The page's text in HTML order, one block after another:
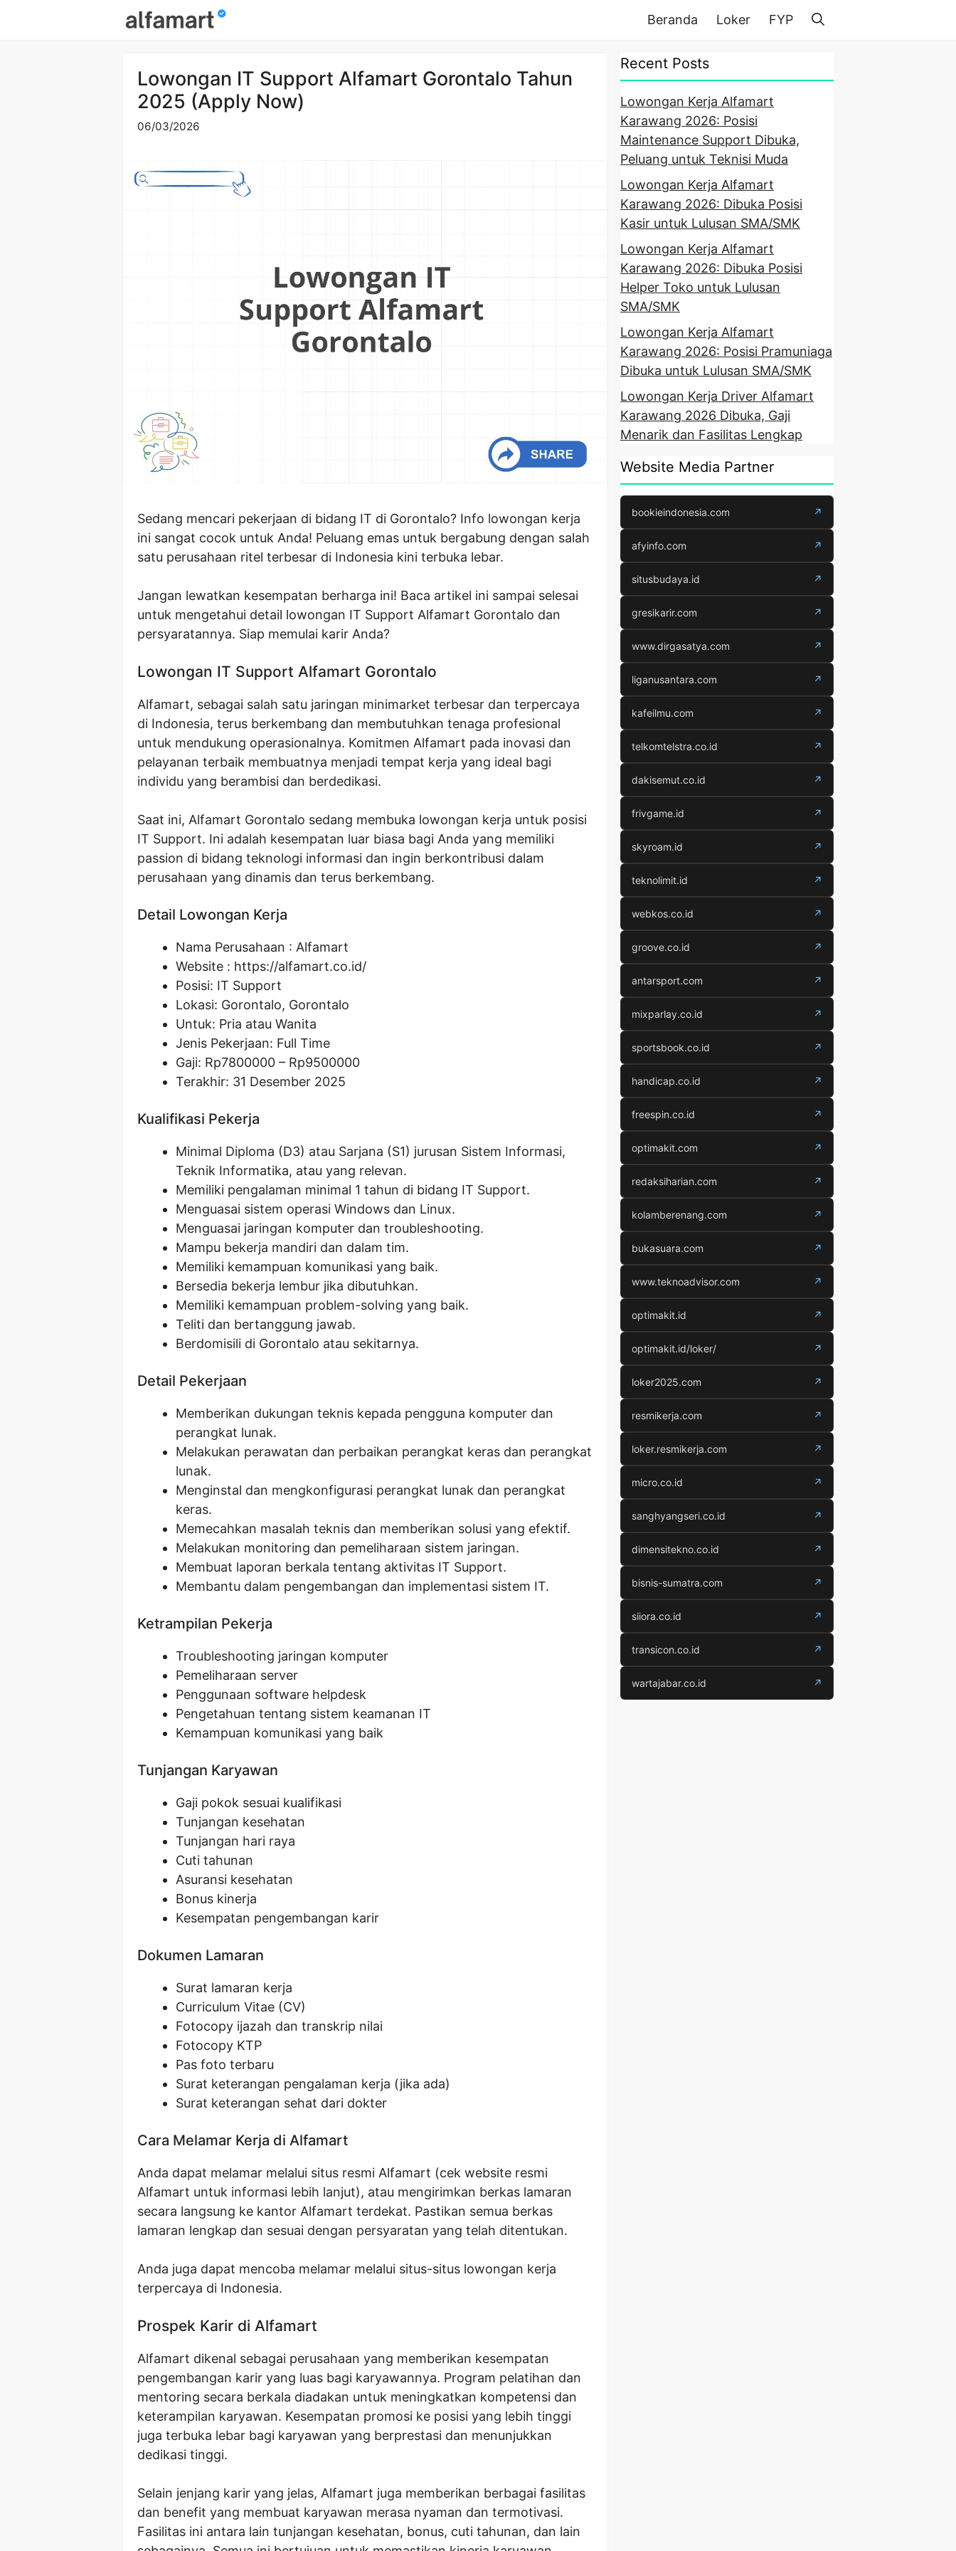
Beranda Loker FYP
Lowongan IT Support Alfamart Gorontalo Tahun
2025 (Apply Now)
06/03/2026
Sedang mencari pekerjaan di bidang IT di Gorontalo? Info lowongan kerja
ini sangat cocok untuk Anda! Peluang emas untuk bergabung dengan salah
satu perusahaan ritel terbesar di Indonesia kini terbuka lebar.
Jangan lewatkan kesempatan berharga ini! Baca artikel ini sampai selesai
untuk mengetahui detail lowongan IT Support Alfamart Gorontalo dan
persyaratannya. Siap memulai karir Anda?
Lowongan IT Support Alfamart Gorontalo
Alfamart, sebagai salah satu jaringan minimarket terbesar dan terpercaya
di Indonesia, terus berkembang dan membutuhkan tenaga profesional
untuk mendukung operasionalnya. Komitmen Alfamart pada inovasi dan
pelayanan terbaik membuatnya menjadi tempat kerja yang ideal bagi
individu yang berambisi dan berdedikasi.
Saat ini, Alfamart Gorontalo sedang membuka lowongan kerja untuk posisi
IT Support. Ini adalah kesempatan luar biasa bagi Anda yang memiliki
passion di bidang teknologi informasi dan ingin berkontribusi dalam
perusahaan yang dinamis dan terus berkembang.
Detail Lowongan Kerja
Nama Perusahaan : Alfamart
Website : https://alfamart.co.id/
Posisi: IT Support
Lokasi: Gorontalo, Gorontalo
Untuk: Pria atau Wanita
Jenis Pekerjaan: Full Time
Gaji: Rp7800000 – Rp9500000
Terakhir: 31 Desember 2025
Kualifikasi Pekerja
Minimal Diploma (D3) atau Sarjana (S1) jurusan Sistem Informasi,
Teknik Informatika, atau yang relevan.
Memiliki pengalaman minimal 1 tahun di bidang IT Support.
Menguasai sistem operasi Windows dan Linux.
Menguasai jaringan komputer dan troubleshooting.
Mampu bekerja mandiri dan dalam tim.
Memiliki kemampuan komunikasi yang baik.
Bersedia bekerja lembur jika dibutuhkan.
Memiliki kemampuan problem-solving yang baik.
Teliti dan bertanggung jawab.
Berdomisili di Gorontalo atau sekitarnya.
Detail Pekerjaan
Memberikan dukungan teknis kepada pengguna komputer dan
perangkat lunak.
Melakukan perawatan dan perbaikan perangkat keras dan perangkat
lunak.
Menginstal dan mengkonfigurasi perangkat lunak dan perangkat
keras.
Memecahkan masalah teknis dan memberikan solusi yang efektif.
Melakukan monitoring dan pemeliharaan sistem jaringan.
Membuat laporan berkala tentang aktivitas IT Support.
Membantu dalam pengembangan dan implementasi sistem IT.
Ketrampilan Pekerja
Troubleshooting jaringan komputer
Pemeliharaan server
Penggunaan software helpdesk
Pengetahuan tentang sistem keamanan IT
Kemampuan komunikasi yang baik
Tunjangan Karyawan
Gaji pokok sesuai kualifikasi
Tunjangan kesehatan
Tunjangan hari raya
Cuti tahunan
Asuransi kesehatan
Bonus kinerja
Kesempatan pengembangan karir
Dokumen Lamaran
Surat lamaran kerja
Curriculum Vitae (CV)
Fotocopy ijazah dan transkrip nilai
Fotocopy KTP
Pas foto terbaru
Surat keterangan pengalaman kerja (jika ada)
Surat keterangan sehat dari dokter
Cara Melamar Kerja di Alfamart
Anda dapat melamar melalui situs resmi Alfamart (cek website resmi
Alfamart untuk informasi lebih lanjut), atau mengirimkan berkas lamaran
secara langsung ke kantor Alfamart terdekat. Pastikan semua berkas
lamaran lengkap dan sesuai dengan persyaratan yang telah ditentukan.
Anda juga dapat mencoba melamar melalui situs-situs lowongan kerja
terpercaya di Indonesia.
Prospek Karir di Alfamart
Alfamart dikenal sebagai perusahaan yang memberikan kesempatan
pengembangan karir yang luas bagi karyawannya. Program pelatihan dan
mentoring secara berkala diadakan untuk meningkatkan kompetensi dan
keterampilan karyawan. Kesempatan promosi ke posisi yang lebih tinggi
juga terbuka lebar bagi karyawan yang berprestasi dan menunjukkan
dedikasi tinggi.
Selain jenjang karir yang jelas, Alfamart juga memberikan berbagai fasilitas
dan benefit yang membuat karyawan merasa nyaman dan termotivasi.
Fasilitas ini antara lain tunjangan kesehatan, bonus, cuti tahunan, dan lain
Recent Posts
Lowongan Kerja Alfamart
Karawang 2026: Posisi
Maintenance Support Dibuka,
Peluang untuk Teknisi Muda
Lowongan Kerja Alfamart
Karawang 2026: Dibuka Posisi
Kasir untuk Lulusan SMA/SMK
Lowongan Kerja Alfamart
Karawang 2026: Dibuka Posisi
Helper Toko untuk Lulusan
SMA/SMK
Lowongan Kerja Alfamart
Karawang 2026: Posisi Pramuniaga
Dibuka untuk Lulusan SMA/SMK
Lowongan Kerja Driver Alfamart
Karawang 2026 Dibuka, Gaji
Menarik dan Fasilitas Lengkap
Website Media Partner
bookieindonesia.com ↗
afyinfo.com ↗
situsbudaya.id ↗
gresikarir.com ↗
www.dirgasatya.com ↗
liganusantara.com ↗
kafeilmu.com ↗
telkomtelstra.co.id ↗
dakisemut.co.id ↗
frivgame.id ↗
skyroam.id ↗
teknolimit.id ↗
webkos.co.id ↗
groove.co.id ↗
antarsport.com ↗
mixparlay.co.id ↗
sportsbook.co.id ↗
handicap.co.id ↗
freespin.co.id ↗
optimakit.com ↗
redaksiharian.com ↗
kolamberenang.com ↗
bukasuara.com ↗
www.teknoadvisor.com ↗
optimakit.id ↗
optimakit.id/loker/ ↗
loker2025.com ↗
resmikerja.com ↗
loker.resmikerja.com ↗
micro.co.id ↗
sanghyangseri.co.id ↗
dimensitekno.co.id ↗
bisnis-sumatra.com ↗
siiora.co.id ↗
transicon.co.id ↗
wartajabar.co.id ↗